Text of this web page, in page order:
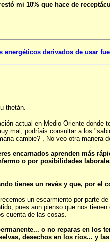
mi 10% que hace de
derivados de usar
thetán.
actual en Medio Oriente
mal, podríais consultar a los
cambie? , No veo otra manera
encarnados aprenden más
o por posibilidades
tienes un revés y que, por el
un escarmiento por parte
pues aun pienso que nos
cuenta de las cosas.
o no reparas en los
desechos en los ríos... y